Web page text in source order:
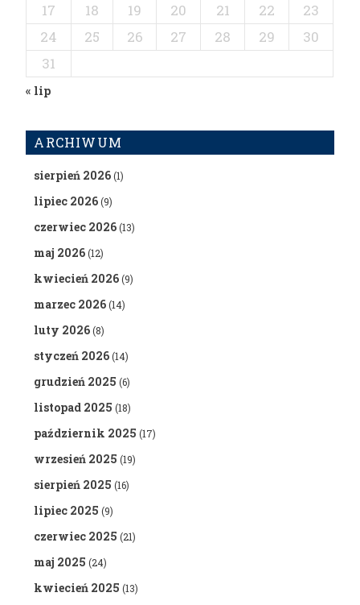
17
18 19 20 21 22
23
24
25 26 27 28 29
30
31
« lip
ARCHIWUM
sierpień 2026(1)
lipiec 2026(9)
czerwiec 2026(13)
maj 2026(12)
kwiecień 2026(9)
marzec 2026(14)
luty 2026(8)
styczeń 2026(14)
grudzień 2025 (6)
listopad 2025 (18)
październik 2025 (17)
wrzesień 2025 (19)
sierpień 2025 (16)
lipiec 2025 (9)
czerwiec 2025 (21)
maj 2025 (24)
kwiecień 2025 (13)